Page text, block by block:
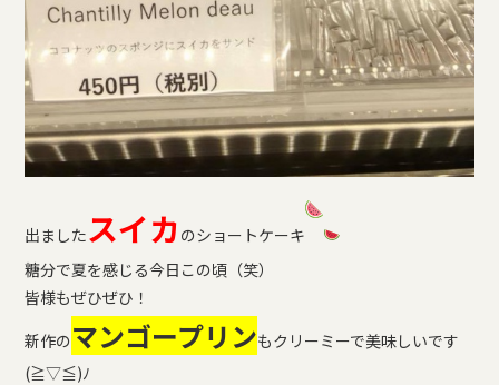
出ましたスイカ のショートケーキ
糖分で夏を感じる今日この頃（笑）
皆様もぜひぜひ！
新作の マンゴープリンもクリーミーで美味しいです
(≧▽≦)ﾉ